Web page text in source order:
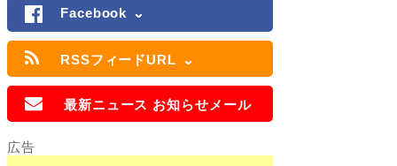
Facebook
RSSフィードURL
最新ニュース お知らせメール